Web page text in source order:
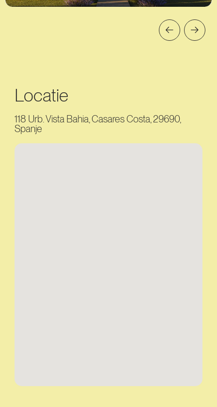
Locatie
118 Urb. Vista Bahia, Casares Costa, 29690,
Spanje